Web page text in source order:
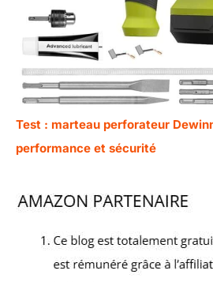
Test : marteau perforateur
performance et sécurité